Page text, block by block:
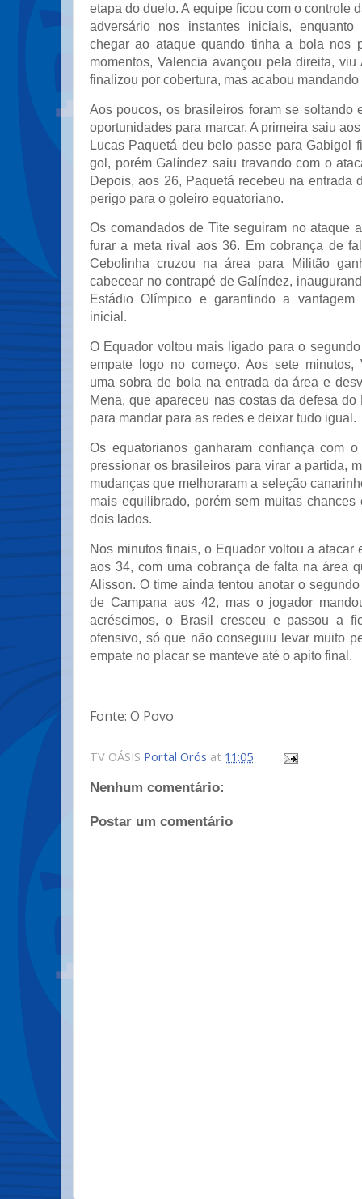
etapa do duelo. A equipe ficou com o controle
adversário nos instantes iniciais,
chegar ao ataque quando tinha a bola nos
momentos, Valencia avançou pela direita,
finalizou por cobertura, mas acabou mandando
Aos poucos, os brasileiros foram se soltando
oportunidades para marcar. A primeira saiu
Lucas Paquetá deu belo passe para Gabigol
gol, porém Galíndez saiu travando com o
Depois, aos 26, Paquetá recebeu na entrada
perigo para o goleiro equatoriano.
Os comandados de Tite seguiram no ataque
furar a meta rival aos 36. Em cobrança de
Cebolinha cruzou na área para Militão
cabecear no contrapé de Galíndez,
Estádio Olímpico e garantindo a
inicial.
O Equador voltou mais ligado para o
empate logo no começo. Aos sete minutos,
uma sobra de bola na entrada da área e
Mena, que apareceu nas costas da defesa
para mandar para as redes e deixar tudo igual.
Os equatorianos ganharam confiança com
pressionar os brasileiros para virar a partida,
mudanças que melhoraram a seleção
mais equilibrado, porém sem muitas chances
dois lados.
Nos minutos finais, o Equador voltou a atacar
aos 34, com uma cobrança de falta na área
Alisson. O time ainda tentou anotar o
de Campana aos 42, mas o jogador
acréscimos, o Brasil cresceu e passou a
ofensivo, só que não conseguiu levar muito
empate no placar se manteve até o apito final.
Fonte: O Povo
TV OÁSIS Portal Orós at 11:05
Nenhum comentário:
Postar um comentário